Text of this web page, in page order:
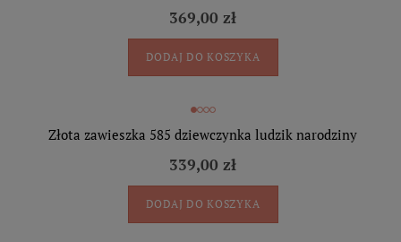
369,00 zł
DODAJ DO KOSZYKA
Złota zawieszka 585 dziewczynka ludzik narodziny
339,00 zł
DODAJ DO KOSZYKA